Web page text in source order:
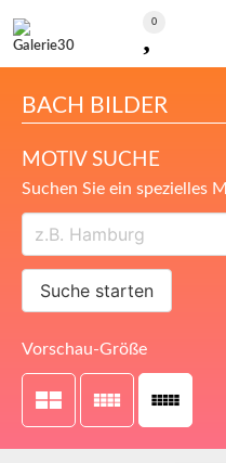
0
BACH BILDER
MOTIV SUCHE
Suchen Sie ein spezielles
Suche starten
Vorschau-Größe